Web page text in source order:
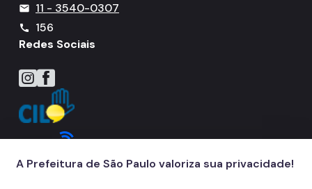
mail 11 - 3540-0307
call
156
Redes Sociais
Icone do Instagram
Icone do Facebook
A Prefeitura de São Paulo valoriza sua privacidade!